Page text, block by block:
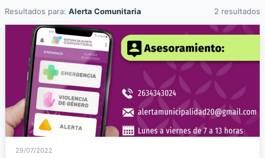
Resultados para: Alerta Comunitaria 2 resultados
29/07/2022